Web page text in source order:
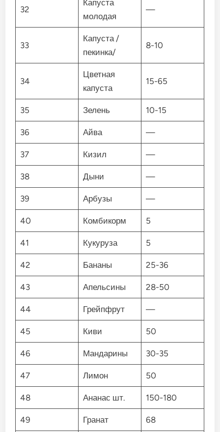
32
Капуста
молодая
—
33
Капуста /
пекинка/
8-10
34
Цветная
капуста
15-65
35 Зелень 10-15
36 Айва —
37 Кизил —
38 Дыни —
39 Арбузы —
40 Комбикорм 5
41 Кукуруза 5
42 Бананы 25-36
43 Апельсины 28-50
44 Грейпфрут —
45 Киви 50
46 Мандарины 30-35
47 Лимон 50
48 Ананас шт. 150-180
49 Гранат 68